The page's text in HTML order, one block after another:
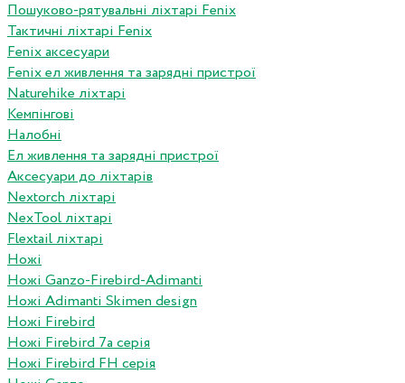
Пошуково-рятувальні ліхтарі Fenix
Тактичні ліхтарі Fenix
Fenix аксесуари
Fenix ел живлення та зарядні пристрої
Naturehike ліхтарі
Кемпінгові
Налобні
Ел живлення та зарядні пристрої
Аксесуари до ліхтарів
Nextorch ліхтарі
NexTool ліхтарі
Flextail ліхтарі
Ножі
Ножі Ganzo-Firebird-Adimanti
Ножі Adimanti Skimen design
Ножі Firebird
Ножі Firebird 7а серія
Ножі Firebird FH серія